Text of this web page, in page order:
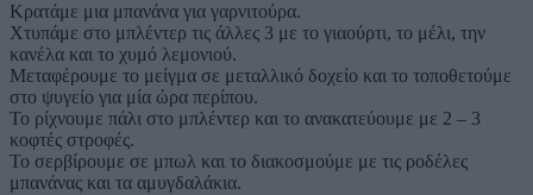
Κρατάμε μια μπανάνα για γαρνιτούρα.
Χτυπάμε στο μπλέντερ τις άλλες 3 με το γιαούρτι, το μέλι, την
κανέλα και το χυμό λεμονιού.
Μεταφέρουμε το μείγμα σε μεταλλικό δοχείο και το τοποθετούμε
στο ψυγείο για μία ώρα περίπου.
Το ρίχνουμε πάλι στο μπλέντερ και το ανακατεύουμε με 2 – 3
κοφτές στροφές.
Το σερβίρουμε σε μπωλ και το διακοσμούμε με τις ροδέλες
μπανάνας και τα αμυγδαλάκια.